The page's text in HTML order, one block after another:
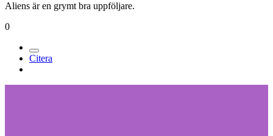
Aliens är en grymt bra uppföljare.
0
Citera